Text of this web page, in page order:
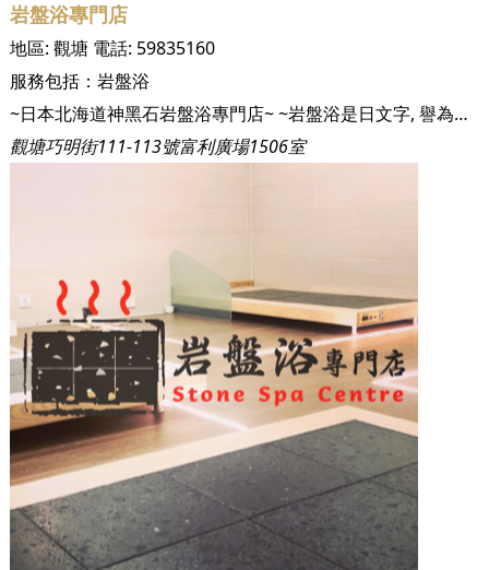
岩盤浴專門店
地區: 觀塘電話: 59835160
服務包括： 岩盤浴
~日本北海道神黑石岩盤浴專門店~ ~岩盤浴是日文字, 譽為熱石卧療, 乾式溫泉~ ~美肌 瘦身 減壓 減痛 自癒 懶人運動~ ~日本加太屋溫泉旅館經營及營理, 50年情懷~
觀塘巧明街111-113號富利廣場1506室